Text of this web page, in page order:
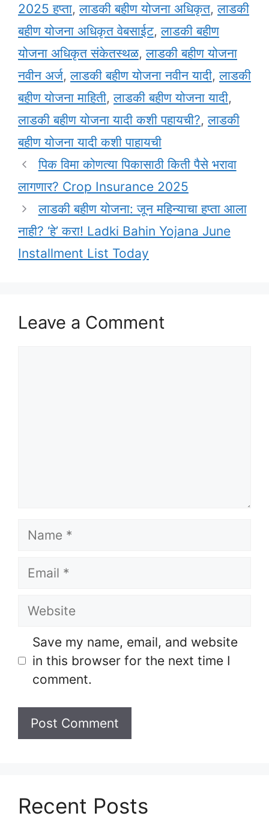
2025 हप्ता,लाडकी बहीण योजना अधिकृत,लाडकी
बहीण योजना अधिकृत वेबसाईट,लाडकी बहीण
योजना अधिकृत संकेतस्थळ,लाडकी बहीण योजना
नवीन अर्ज,लाडकी बहीण योजना नवीन यादी,लाडकी
बहीण योजना माहिती,लाडकी बहीण योजना यादी,
लाडकी बहीण योजना यादी कशी पहायची?,लाडकी
बहीण योजना यादी कशी पाहायची
पिक विमा कोणत्या पिकासाठी किती पैसे भरावा
लागणार? Crop Insurance 2025
लाडकी बहीण योजना: जून महिन्याचा हप्ता आला
नाही? ‘हे’ करा! Ladki Bahin Yojana June
Installment List Today
Leave a Comment
Name
Email
Website
Save my name, email, and website
in this browser for the next time I
comment.
Recent Posts